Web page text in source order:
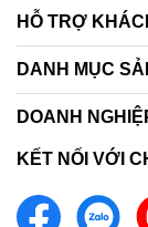
HỖ TRỢ
DANH MỤC
DOANH
KẾT NỐI VỚI